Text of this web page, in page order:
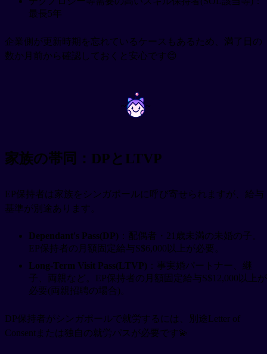
最長5年
企業側が更新時期を忘れているケースもあるため、満了日の
数か月前から確認しておくと安心です😊
~ ~
家族の帯同：DPとLTVP
EP保持者は家族をシンガポールに呼び寄せられますが、給与
基準が別途あります。
Dependant's Pass(DP) ：配偶者・21歳未満の未婚の子。
EP保持者の月額固定給与S$6,000以上が必要。
Long-Term Visit Pass(LTVP) ：事実婚パートナー、継
子、両親など。EP保持者の月額固定給与S$12,000以上が
必要(両親招聘の場合)。
DP保持者がシンガポールで就労するには、別途Letter of
Consentまたは独自の就労パスが必要です💫